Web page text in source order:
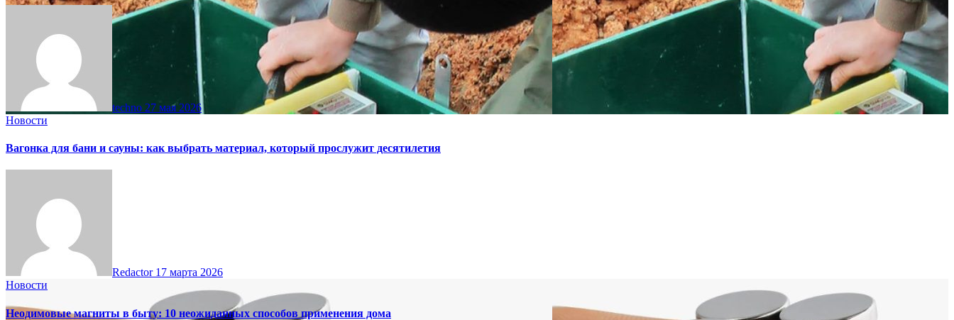
techno 27 мая 2026
Новости
Вагонка для бани и сауны: как выбрать материал, который прослужит десятилетия
Redactor 17 марта 2026
Новости
Неодимовые магниты в быту: 10 неожиданных способов применения дома